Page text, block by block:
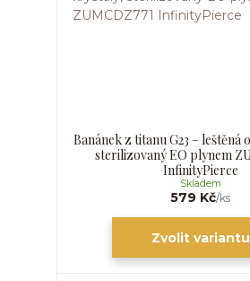
Banánek z titanu G23 – leštěná
sterilizovaný EO plynem
InfinityPierce
579 Kč/ks
Skladem
Zvolit variantu